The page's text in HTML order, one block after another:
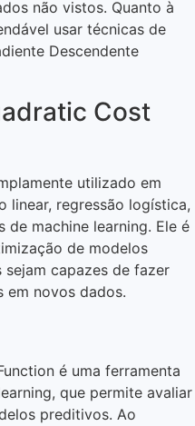
não vistos. Quanto à
usar técnicas de
Descendente
Cost
utilizado em
linear, regressão logística,
de machine learning. Ele é
de modelos
capazes de fazer
em novos dados.
é uma ferramenta
que permite avaliar
preditivos. Ao